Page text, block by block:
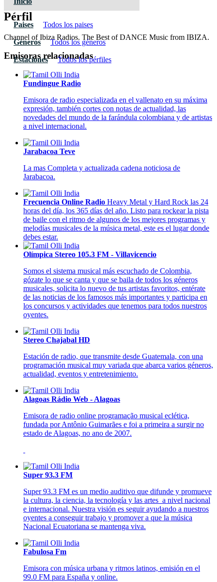
Paises Todos los paises
Géneros Todos los géneros
Estaciones Todos los pérfiles
Pérfil
Channel of Ibiza Radios. The Best of DANCE Music from IBIZA.
Emisoras relacionadas
Fundingue Radio
Emisora de radio especializada en el vallenato en su máxima
expresión, también cortes con notas de actualidad, las
novedades del mundo de la farándula colombiana y de artistas
a nivel internacional.
Jarabacoa Teve
La mas Completa y actualizada cadena noticiosa de
Jarabacoa.
Frecuencia Online Radio Heavy Metal y Hard Rock las 24
horas del día, los 365 días del año. Listo para rockear la pista
de baile con el ritmo de algunos de los mejores programas y
melodías musicales de la música metal, este es el lugar donde
debes estar.
Olímpica Stereo 105.3 FM - Villavicencio
Somos el sistema musical más escuchado de Colombia,
gózate lo que se canta y que se baila de todos los géneros
musicales, solicita lo nuevo de tus artistas favoritos, entérate
de las noticias de los famosos más importantes y participa en
los concursos y actividades que tenemos para todos nuestros
oyentes.
Stereo Chajabal HD
Estación de radio, que transmite desde Guatemala, con una
programación musical muy variada que abarca varios géneros,
actualidad, eventos y entretenimiento.
Alagoas Rádio Web - Alagoas
Emisora de radio online programação musical eclética,
fundada por Antônio Guimarães e foi a primeira a surgir no
estado de Alagoas, no ano de 2007.
Super 93.3 FM
Super 93.3 FM es un medio auditivo que difunde y promueve
la cultura, la ciencia, la tecnología y las artes a nivel nacional
e internacional. Nuestra visión es seguir ayudando a nuestros
oyentes a conseguir trabajo y promover a que la música
Nacional Ecuatoriana se mantenga viva.
Fabulosa Fm
Emisora con música urbana y ritmos latinos, emisión en el
99.0 FM para España y online.